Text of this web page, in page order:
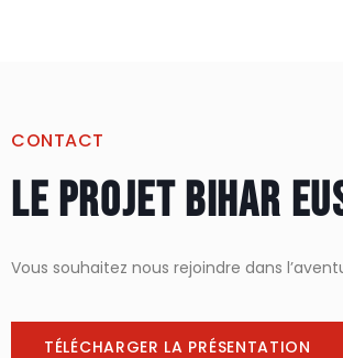
CONTACT
Le projet Bihar
Vous souhaitez nous rejoindre dans
TÉLÉCHARGER LA PRÉSENTATION